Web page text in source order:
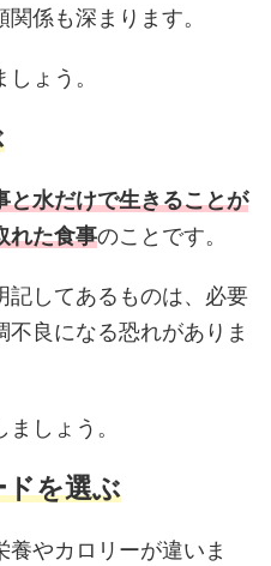
係も深まります。
ょう。
と水だけで生きることが
れた食事のことです。
記してあるものは、必要
良になる恐れがありま
しょう。
を選ぶ
やカロリーが違いま